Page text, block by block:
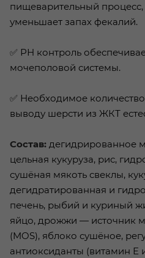
пищеварительный
уменьшает запах фекалий.
✅ РН контроль
мочеполовой системы.
✅ Необходимое
выводу шерсти из ЖКТ
Состав: дегидрированное
цельная кукуруза, рис,
сушёная мякоть свеклы,
дегидратированная и
печень, рыбий и куриный
яйцо, дрожжи — источник
(MOS), яблоко сушёное,
антиоксиданты (витамин Е